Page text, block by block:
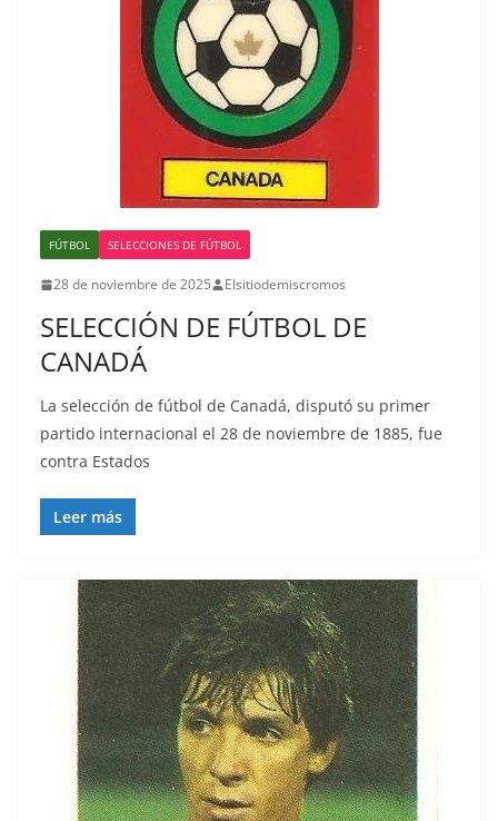
FÚTBOL SELECCIONES DE FÚTBOL
28 de noviembre de 2025 Elsitiodemiscromos
SELECCIÓN DE FÚTBOL DE
CANADÁ
La selección de fútbol de Canadá, disputó su primer
partido internacional el 28 de noviembre de 1885, fue
contra Estados
Leer más